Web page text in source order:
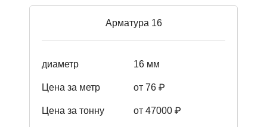
Арматура 16
диаметр 16 мм
Цена за метр от 76 ₽
Цена за тонну от 47000 ₽